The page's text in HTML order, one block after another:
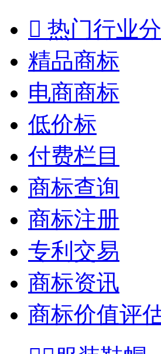
 热门行业
精品商标
电商商标
低价标
付费栏目
商标查询
商标注册
专利交易
商标资讯
商标价值评